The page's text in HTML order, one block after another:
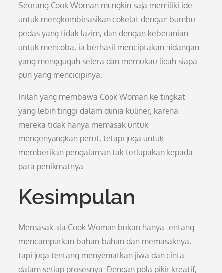
Seorang Cook Woman mungkin saja memiliki ide
untuk mengkombinasikan cokelat dengan bumbu
pedas yang tidak lazim, dan dengan keberanian
untuk mencoba, ia berhasil menciptakan hidangan
yang menggugah selera dan memukau lidah siapa
pun yang mencicipinya.
Inilah yang membawa Cook Woman ke tingkat
yang lebih tinggi dalam dunia kuliner, karena
mereka tidak hanya memasak untuk
mengenyangkan perut, tetapi juga untuk
memberikan pengalaman tak terlupakan kepada
para penikmatnya.
Kesimpulan
Memasak ala Cook Woman bukan hanya tentang
mencampurkan bahan-bahan dan memasaknya,
tapi juga tentang menyematkan jiwa dan cinta
dalam setiap prosesnya. Dengan pola pikir kreatif,